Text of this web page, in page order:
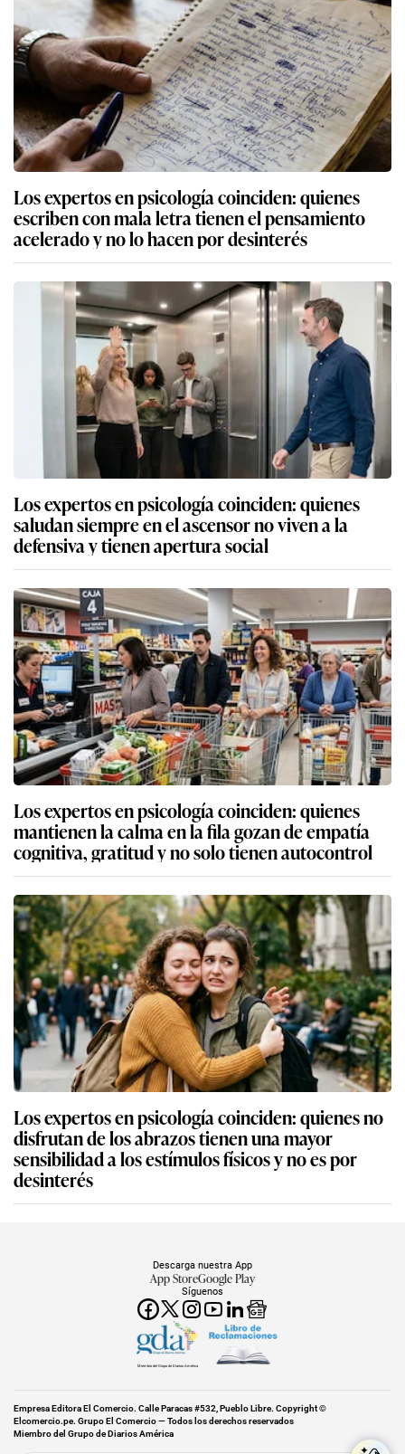
Los expertos en psicología coinciden: quienes
escriben con mala letra tienen el pensamiento
acelerado y no lo hacen por desinterés
Los expertos en psicología coinciden: quienes
saludan siempre en el ascensor no viven a la
defensiva y tienen apertura social
Los expertos en psicología coinciden: quienes
mantienen la calma en la fila gozan de empatía
cognitiva, gratitud y no solo tienen autocontrol
Los expertos en psicología coinciden: quienes no
disfrutan de los abrazos tienen una mayor
sensibilidad a los estímulos físicos y no es por
desinterés
Síguenos
Descarga nuestra App
App StoreGoogle Play
Miembro del Grupo de Diarios América
Empresa Editora El Comercio. Calle Paracas #532, Pueblo Libre. Copyright ©
Elcomercio.pe. Grupo El Comercio — Todos los derechos reservados
Miembro del Grupo de Diarios América